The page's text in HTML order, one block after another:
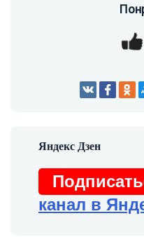
канал в